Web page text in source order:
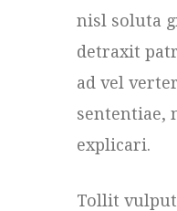
nisl soluta
detraxit
ad vel
sententiae,
explicari.
Tollit